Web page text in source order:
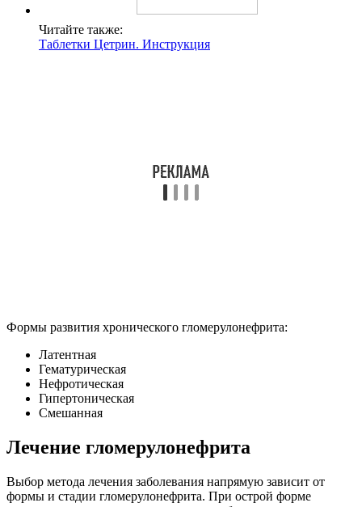
Читайте также:
Таблетки Цетрин. Инструкция
Формы развития хронического гломерулонефрита:
Латентная
Гематурическая
Нефротическая
Гипертоническая
Смешанная
Лечение гломерулонефрита
Выбор метода лечения заболевания напрямую зависит от
формы и стадии гломерулонефрита. При острой форме